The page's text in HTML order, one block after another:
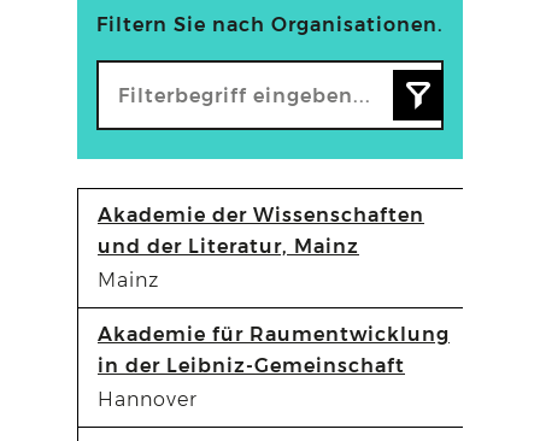
Filtern Sie nach Organisationen.
Akademie der Wissenschaften
und der Literatur, Mainz
Mainz
Akademie für Raumentwicklung
in der Leibniz-Gemeinschaft
Hannover